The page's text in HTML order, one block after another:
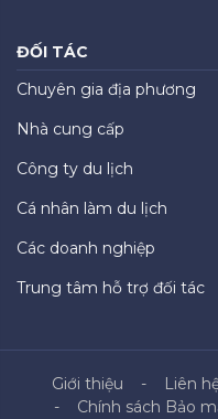
ĐỐI TÁC
Chuyên gia địa phương
Nhà cung cấp
Công ty du lịch
Cá nhân làm du lịch
Các doanh nghiệp
Trung tâm hỗ trợ đối tác
Giới thiệu Liên
Chính sách Bảo